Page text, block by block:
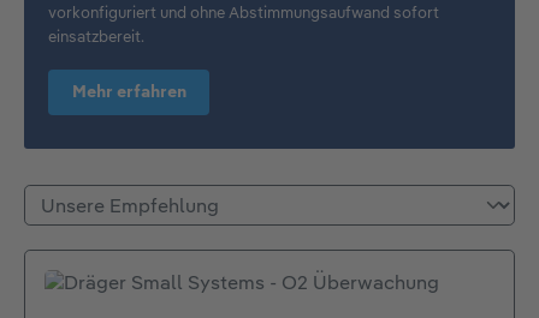
vorkonfiguriert und ohne Abstimmungsaufwand sofort
einsatzbereit.
Mehr erfahren